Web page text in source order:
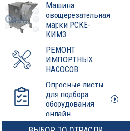
Машина
овощерезательная
марки РСКЕ-
КИМ3
РЕМОНТ
ИМПОРТНЫХ
НАСОСОВ
Опросные листы
для подбора
оборудования
онлайн